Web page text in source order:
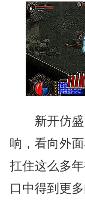
新开仿
响，看向外
扛住这么多
口中得到更